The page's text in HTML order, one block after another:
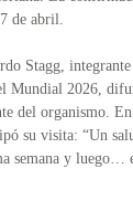
de abril.
Stagg,
Mundial 2026,
del organismo.
su visita: “Un
semana y luego…